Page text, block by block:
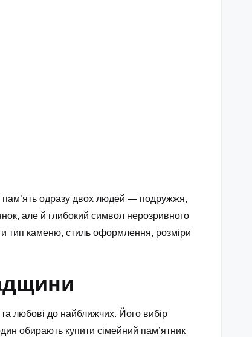
пам’ять одразу двох людей — подружжя,
але й глибокий символ нерозривного
тип каменю, стиль оформлення, розміри
любові до найближчих. Його вибір
обирають купити сімейний пам’ятник